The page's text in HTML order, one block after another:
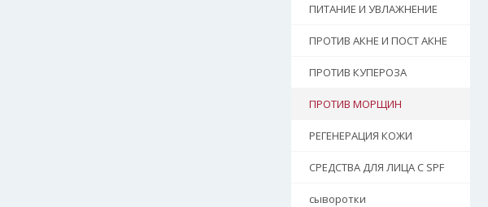
ПИТАНИЕ И УВЛАЖНЕНИЕ
ПРОТИВ АКНЕ И ПОСТ АКНЕ
ПРОТИВ КУПЕРОЗА
ПРОТИВ МОРЩИН
РЕГЕНЕРАЦИЯ КОЖИ
СРЕДСТВА ДЛЯ ЛИЦА С SPF
сыворотки